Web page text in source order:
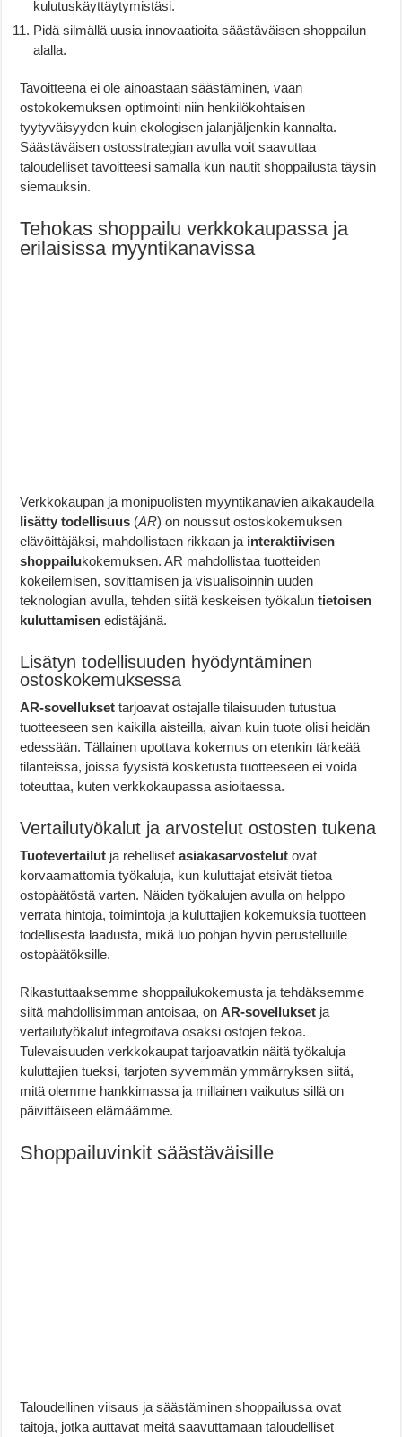
kulutuskäyttäytymistäsi.
Pidä silmällä uusia innovaatioita säästäväisen shoppailun
alalla.
Tavoitteena ei ole ainoastaan säästäminen, vaan
ostokokemuksen optimointi niin henkilökohtaisen
tyytyväisyyden kuin ekologisen jalanjäljenkin kannalta.
Säästäväisen ostosstrategian avulla voit saavuttaa
taloudelliset tavoitteesi samalla kun nautit shoppailusta täysin
siemauksin.
Tehokas shoppailu verkkokaupassa ja
erilaisissa myyntikanavissa
Verkkokaupan ja monipuolisten myyntikanavien aikakaudella
lisätty todellisuus (AR) on noussut ostoskokemuksen
elävöittäjäksi, mahdollistaen rikkaan ja interaktiivisen
shoppailukokemuksen. AR mahdollistaa tuotteiden
kokeilemisen, sovittamisen ja visualisoinnin uuden
teknologian avulla, tehden siitä keskeisen työkaluntietoisen
kuluttamisen edistäjänä.
Lisätyn todellisuuden hyödyntäminen
ostoskokemuksessa
AR-sovellukset tarjoavat ostajalle tilaisuuden tutustua
tuotteeseen sen kaikilla aisteilla, aivan kuin tuote olisi heidän
edessään. Tällainen upottava kokemus on etenkin tärkeää
tilanteissa, joissa fyysistä kosketusta tuotteeseen ei voida
toteuttaa, kuten verkkokaupassa asioitaessa.
Vertailutyökalut ja arvostelut ostosten tukena
Tuotevertailut ja rehellisetasiakasarvostelut ovat
korvaamattomia työkaluja, kun kuluttajat etsivät tietoa
ostopäätöstä varten. Näiden työkalujen avulla on helppo
verrata hintoja, toimintoja ja kuluttajien kokemuksia tuotteen
todellisesta laadusta, mikä luo pohjan hyvin perustelluille
ostopäätöksille.
Rikastuttaaksemme shoppailukokemusta ja tehdäksemme
siitä mahdollisimman antoisaa, onAR-sovellukset ja
vertailutyökalut integroitava osaksi ostojen tekoa.
Tulevaisuuden verkkokaupat tarjoavatkin näitä työkaluja
kuluttajien tueksi, tarjoten syvemmän ymmärryksen siitä,
mitä olemme hankkimassa ja millainen vaikutus sillä on
päivittäiseen elämäämme.
Shoppailuvinkit säästäväisille
Taloudellinen viisaus ja säästäminen shoppailussa ovat
taitoja, jotka auttavat meitä saavuttamaan taloudelliset